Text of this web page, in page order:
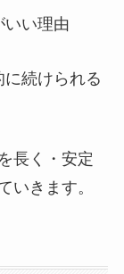
いい理由
続けられる
長く・安定
いきます。